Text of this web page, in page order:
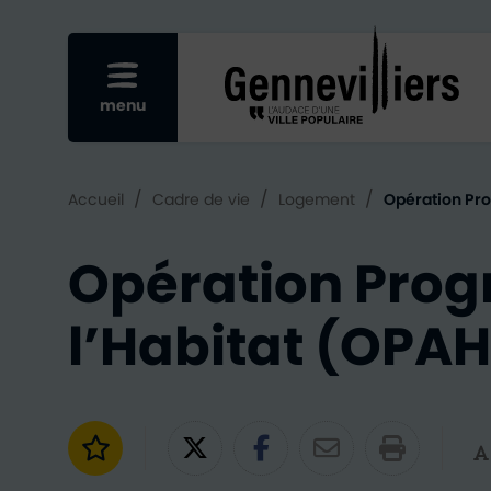
Afficher le menu mobile
menu
Accueil / Cadre de vie / Logement / Opération
Opération
l’Habitat
Ajouter aux favoris
Partager sur Twitter
Partager sur
Partager